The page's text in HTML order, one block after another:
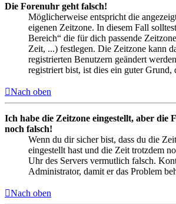
Die Forenuhr geht falsch!
Möglicherweise entspricht die
eigenen Zeitzone. In diesem Fall
Bereich“ die für dich passende
Zeit, ...) festlegen. Die Zeitzone kann
registrierten Benutzern geändert
registriert bist, ist dies ein guter Grund,
Nach oben
Ich habe die Zeitzone eingestellt, aber die
noch falsch!
Wenn du dir sicher bist, dass du die
eingestellt hast und die Zeit trotzdem
Uhr des Servers vermutlich falsch.
Administrator, damit er das Problem
Nach oben